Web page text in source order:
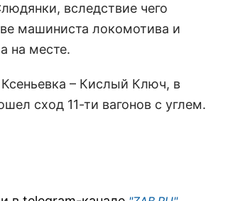
вследствие чего
машиниста локомотива и
на месте.
Ксеньевка – Кислый Ключ, в
сход 11-ти вагонов с углем.